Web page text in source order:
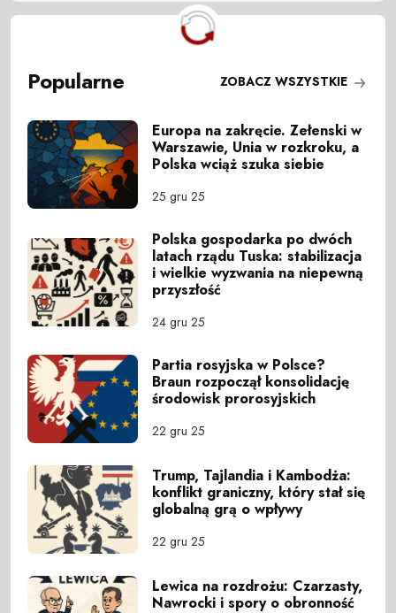
Popularne ZOBACZ WSZYSTKIE
Europa na zakręcie. Zełenski w
Warszawie, Unia w rozkroku, a
Polska wciąż szuka siebie
25 gru 25
Polska gospodarka po dwóch
latach rządu Tuska: stabilizacja
i wielkie wyzwania na niepewną
przyszłość
24 gru 25
Partia rosyjska w Polsce?
Braun rozpoczął konsolidację
środowisk prorosyjskich
22 gru 25
Trump, Tajlandia i Kambodża:
konflikt graniczny, który stał się
globalną grą o wpływy
22 gru 25
Lewica na rozdrożu: Czarzasty,
Nawrocki i spory o obronność